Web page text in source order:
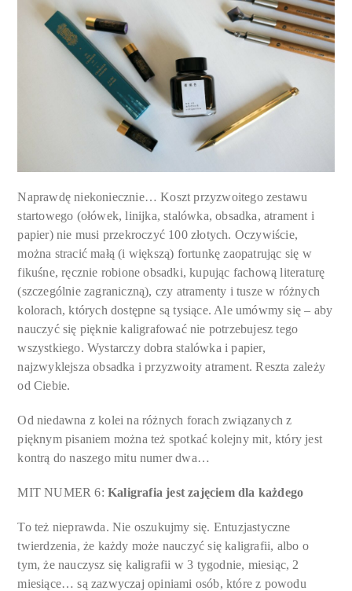
Naprawdę niekoniecznie… Koszt przyzwoitego zestawu
startowego (ołówek, linijka, stalówka, obsadka, atrament i
papier) nie musi przekroczyć 100 złotych. Oczywiście,
można stracić małą (i większą) fortunkę zaopatrując się w
fikuśne, ręcznie robione obsadki, kupując fachową literaturę
(szczególnie zagraniczną), czy atramenty i tusze w różnych
kolorach, których dostępne są tysiące. Ale umówmy się – aby
nauczyć się pięknie kaligrafować nie potrzebujesz tego
wszystkiego. Wystarczy dobra stalówka i papier,
najzwyklejsza obsadka i przyzwoity atrament. Reszta zależy
od Ciebie.
Od niedawna z kolei na różnych forach związanych z
pięknym pisaniem można też spotkać kolejny mit, który jest
kontrą do naszego mitu numer dwa…
MIT NUMER 6:Kaligrafia jest zajęciem dla każdego
To też nieprawda. Nie oszukujmy się. Entuzjastyczne
twierdzenia, że każdy może nauczyć się kaligrafii, albo o
tym, że nauczysz się kaligrafii w 3 tygodnie, miesiąc, 2
miesiące… są zazwyczaj opiniami osób, które z powodu